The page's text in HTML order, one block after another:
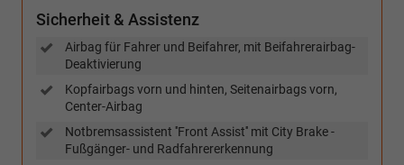
Sicherheit & Assistenz
Airbag für Fahrer und Beifahrer, mit Beifahrerairbag-
Deaktivierung
Kopfairbags vorn und hinten, Seitenairbags vorn,
Center-Airbag
Notbremsassistent ''Front Assist'' mit City Brake -
Fußgänger- und Radfahrererkennung